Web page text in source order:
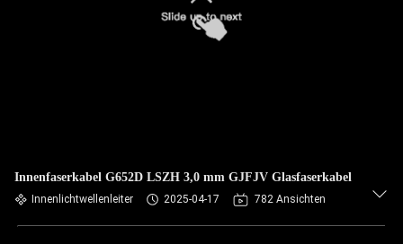
Innenfaserkabel G652D LSZH 3,0 mm GJFJV Glasfaserkabel
Innenlichtwellenleiter 2025-04-17 782 Ansichten